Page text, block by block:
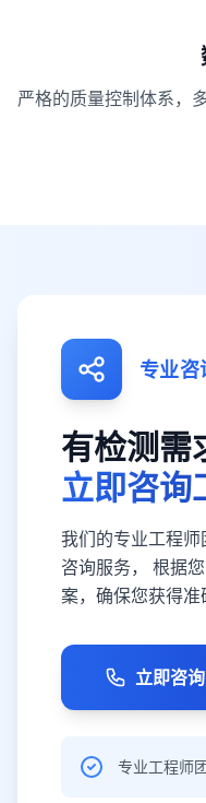
严格的质量控制体系，
专业
有检测需
立即咨询
我们的专业工程
咨询服务， 根据
案，确保您获得准
立即咨询
专业工程师